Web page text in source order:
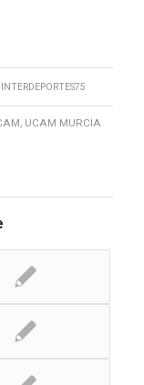
INTERDEPORTES75
, UCAM MURCIA